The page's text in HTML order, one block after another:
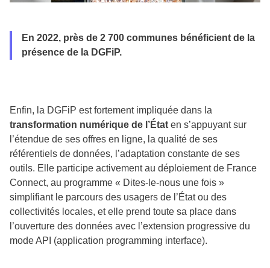
En 2022, près de 2 700 communes bénéficient de la
présence de la DGFiP.
Enfin, la DGFiP est fortement impliquée dans la
transformation numérique de l’État en s’appuyant sur
l’étendue de ses offres en ligne, la qualité de ses
référentiels de données, l’adaptation constante de ses
outils. Elle participe activement au déploiement de France
Connect, au programme « Dites-le-nous une fois »
simplifiant le parcours des usagers de l’État ou des
collectivités locales, et elle prend toute sa place dans
l’ouverture des données avec l’extension progressive du
mode API (application programming interface).